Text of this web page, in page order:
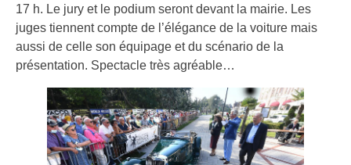
17 h. Le jury et le podium seront devant la mairie. Les
juges tiennent compte de l’élégance de la voiture mais
aussi de celle son équipage et du scénario de la
présentation. Spectacle très agréable…